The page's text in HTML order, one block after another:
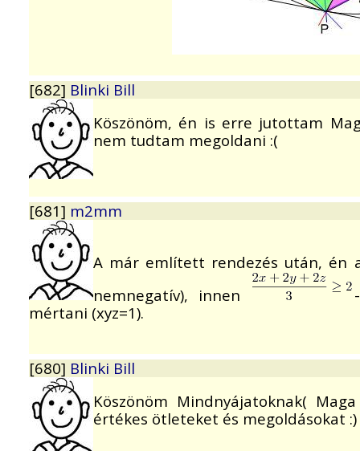
[682] Blinki Bill
Köszönöm, én is erre jutottam
nem tudtam megoldani :(
[681] m2mm
A már említett rendezés után, én
nemnegatív), innen
mértani (xyz=1).
[680] Blinki Bill
Köszönöm Mindnyájatoknak(
értékes ötleteket és megoldásokat :)